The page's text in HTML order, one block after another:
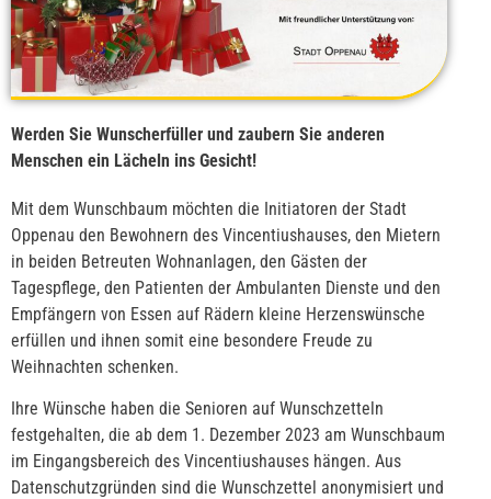
Werden Sie Wunscherfüller und zaubern Sie anderen
Menschen ein Lächeln ins Gesicht!
Mit dem Wunschbaum möchten die Initiatoren der Stadt
Oppenau den Bewohnern des Vincentiushauses, den Mietern
in beiden Betreuten Wohnanlagen, den Gästen der
Tagespflege, den Patienten der Ambulanten Dienste und den
Empfängern von Essen auf Rädern kleine Herzenswünsche
erfüllen und ihnen somit eine besondere Freude zu
Weihnachten schenken.
Ihre Wünsche haben die Senioren auf Wunschzetteln
festgehalten, die ab dem 1. Dezember 2023 am Wunschbaum
im Eingangsbereich des Vincentiushauses hängen. Aus
Datenschutzgründen sind die Wunschzettel anonymisiert und